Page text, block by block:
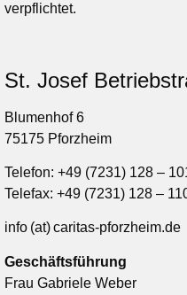
verpflichtet.
St. Josef
Blumenhof 6
75175 Pforzheim
Telefon: +49 (7231) 128 –
Telefax: +49 (7231) 128 –
info (at) caritas-pforzheim.de
Geschäftsführung
Frau Gabriele Weber